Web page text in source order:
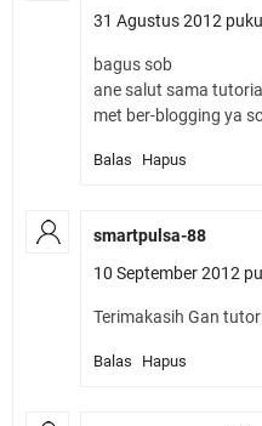
31 Agustus 2012
bagus sob
ane salut sama
met ber-blogging ya
Balas Hapus
smartpulsa-88
10 September 2012
Terimakasih Gan
Balas Hapus